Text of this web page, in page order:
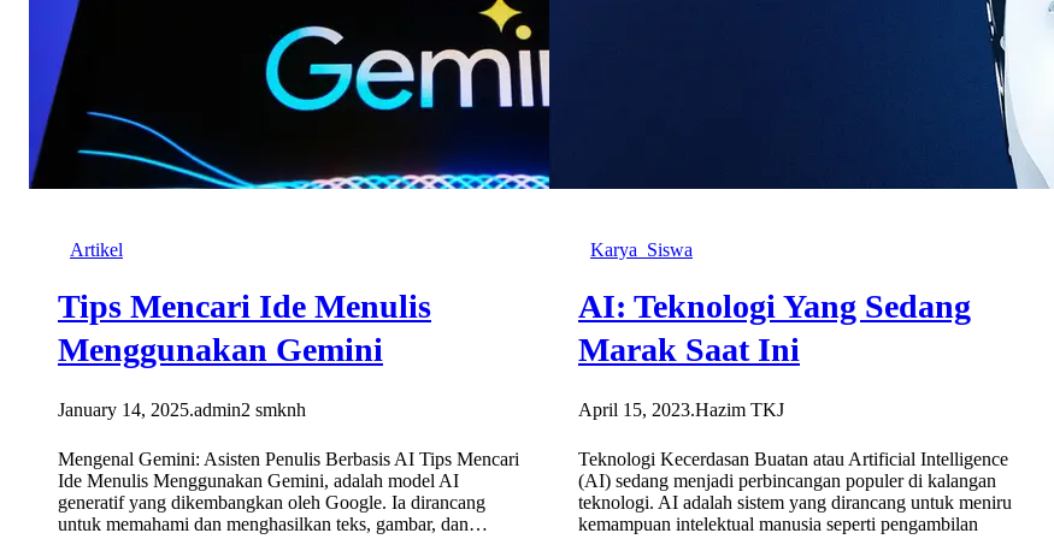
Artikel
Tips Mencari Ide Menulis
Menggunakan Gemini
January 14, 2025.admin2 smknh
Mengenal Gemini: Asisten Penulis Berbasis AI Tips Mencari
Ide Menulis Menggunakan Gemini, adalah model AI
generatif yang dikembangkan oleh Google. Ia dirancang
untuk memahami dan menghasilkan teks, gambar, dan…
Karya_Siswa
AI: Teknologi Yang Sedang
Marak Saat Ini
April 15, 2023.Hazim TKJ
Teknologi Kecerdasan Buatan atau Artificial Intelligence
(AI) sedang menjadi perbincangan populer di kalangan
teknologi. AI adalah sistem yang dirancang untuk meniru
kemampuan intelektual manusia seperti pengambilan